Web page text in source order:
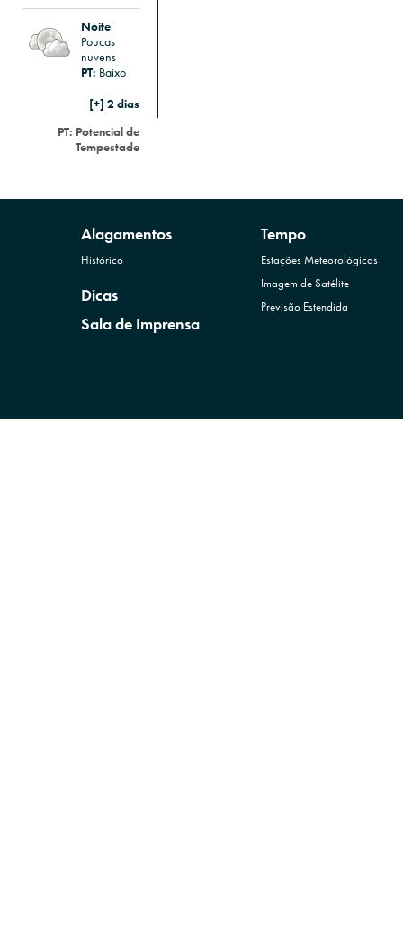
Noite
Poucas
nuvens
PT: Baixo
[+] 2 dias
PT: Potencial de
Tempestade
Alagamentos
Histórico
Dicas
Sala de Imprensa
Tempo
Estações Meteorológicas
Imagem de Satélite
Previsão Estendida